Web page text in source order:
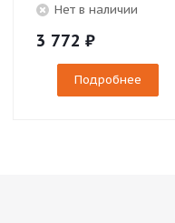
Нет в наличии
3 772 ₽
Подробнее